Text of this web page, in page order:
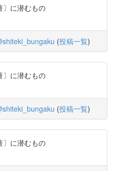
〕に潜むもの
(投稿一覧)
〕に潜むもの
(投稿一覧)
〕に潜むもの